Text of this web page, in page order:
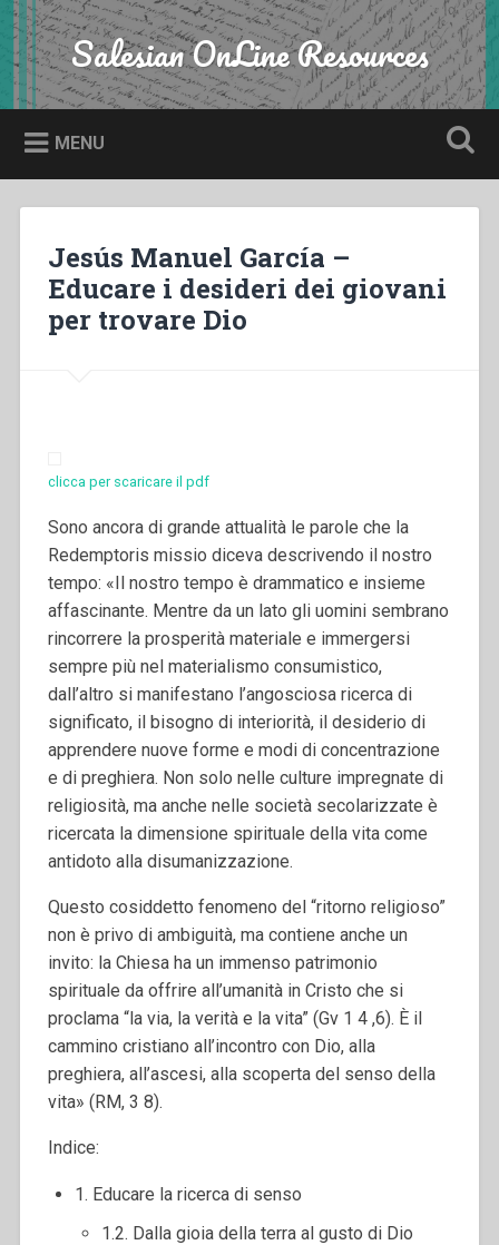
Skip
to
content
Search Salesian OnLine Resources
MENU
Jesús Manuel García –
Educare i desideri dei giovani
per trovare Dio
clicca per scaricare il pdf
Sono ancora di grande attualità le parole che la
Redemptoris missio diceva descrivendo il nostro
tempo: «Il nostro tempo è drammatico e insieme
affascinante. Mentre da un lato gli uomini sembrano
rincorrere la prosperità materiale e immergersi
sempre più nel materialismo consumistico,
dall’altro si manifestano l’angosciosa ricerca di
significato, il bisogno di interiorità, il desiderio di
apprendere nuove forme e modi di concentrazione
e di preghiera. Non solo nelle culture impregnate di
religiosità, ma anche nelle società secolarizzate è
ricercata la dimensione spirituale della vita come
antidoto alla disumanizzazione.
Questo cosiddetto fenomeno del “ritorno religioso”
non è privo di ambiguità, ma contiene anche un
invito: la Chiesa ha un immenso patrimonio
spirituale da offrire all’umanità in Cristo che si
proclama “la via, la verità e la vita” (Gv 1 4 ,6). È il
cammino cristiano all’incontro con Dio, alla
preghiera, all’ascesi, alla scoperta del senso della
vita» (RM, 3 8).
Indice:
1. Educare la ricerca di senso
1.2. Dalla gioia della terra al gusto di Dio